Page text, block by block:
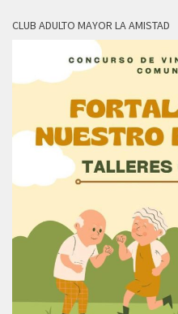
CLUB ADULTO MAYOR LA AMISTAD